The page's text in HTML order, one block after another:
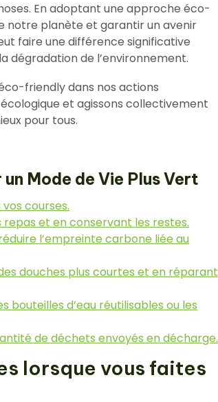
En adoptant une approche éco-
notre planète et garantir un avenir
faire une différence significative
dégradation de l’environnement.
friendly dans nos actions
et agissons collectivement
pour tous.
Mode de Vie Plus Vert
courses.
et en conservant les restes.
l’empreinte carbone liée au
douches plus courtes et en réparant
d’eau réutilisables ou les
de déchets envoyés en décharge.
lorsque vous faites